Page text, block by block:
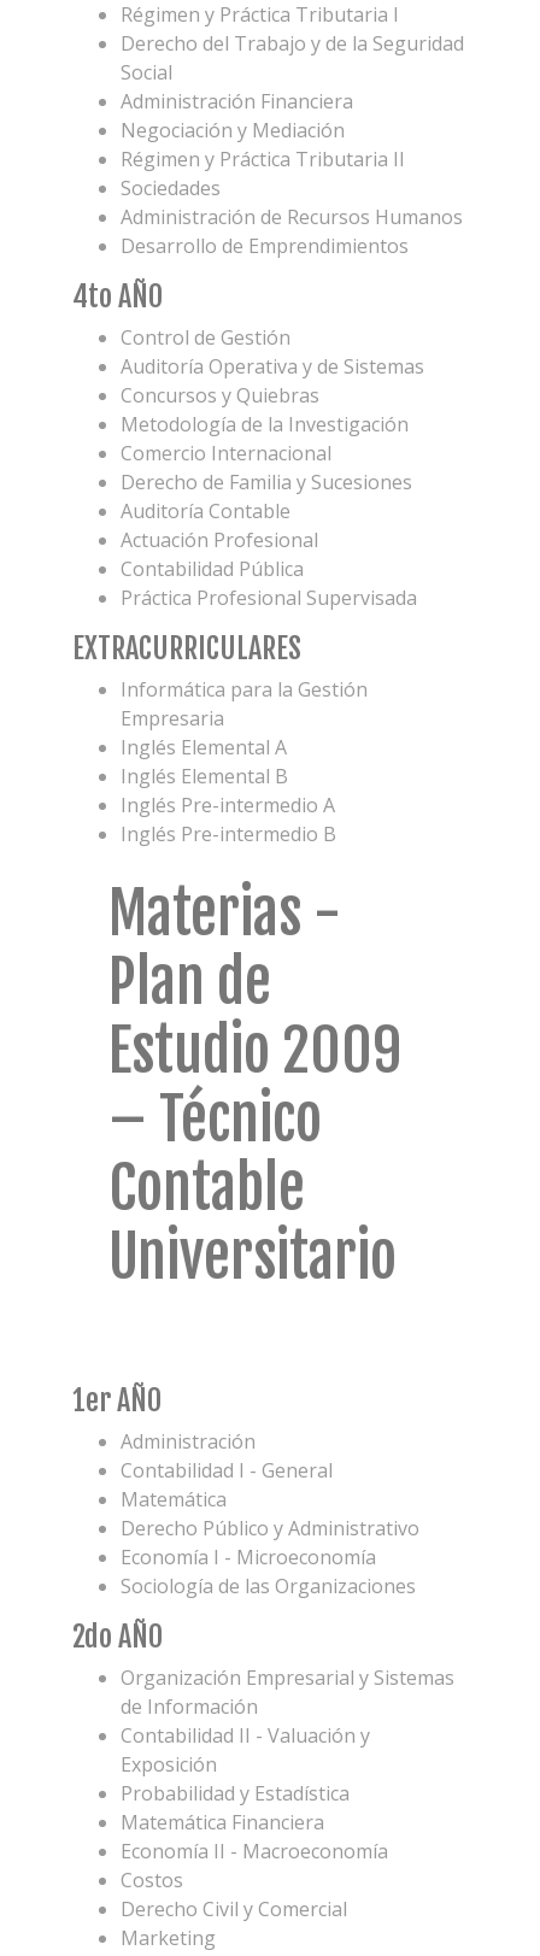
Régimen y Práctica Tributaria I
Derecho del Trabajo y de la Seguridad
Social
Administración Financiera
Negociación y Mediación
Régimen y Práctica Tributaria II
Sociedades
Administración de Recursos Humanos
Desarrollo de Emprendimientos
4to AÑO
Control de Gestión
Auditoría Operativa y de Sistemas
Concursos y Quiebras
Metodología de la Investigación
Comercio Internacional
Derecho de Familia y Sucesiones
Auditoría Contable
Actuación Profesional
Contabilidad Pública
Práctica Profesional Supervisada
EXTRACURRICULARES
Informática para la Gestión
Empresaria
Inglés Elemental A
Inglés Elemental B
Inglés Pre-intermedio A
Inglés Pre-intermedio B
Materias -
Plan de
Estudio 2009
– Técnico
Contable
Universitario
1er AÑO
Administración
Contabilidad I - General
Matemática
Derecho Público y Administrativo
Economía I - Microeconomía
Sociología de las Organizaciones
2do AÑO
Organización Empresarial y Sistemas
de Información
Contabilidad II - Valuación y
Exposición
Probabilidad y Estadística
Matemática Financiera
Economía II - Macroeconomía
Costos
Derecho Civil y Comercial
Marketing